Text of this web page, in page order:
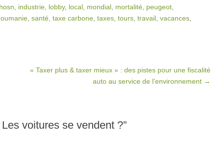
industrie lobby, local mondial mortalité peugeot
santé taxe carbone taxes tours travail vacances
« Taxer plus & taxer mieux » : des pistes pour une fiscalité
auto au service de l’environnement →
voitures se vendent ?”